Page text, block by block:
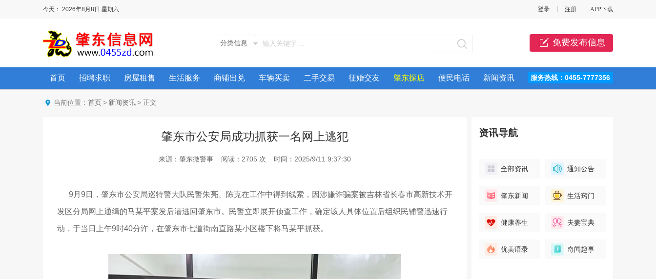
今天： 2026年8月8日 星期六 登录 注册 APP下载
分类信息 免费发布信息
首页 招聘求职 房屋租售 生活服务 商铺出兑 车辆买卖 二手交易 征婚交友 肇东探店 便民电话 新闻资讯 服务热线：0455-7777356
当前位置： 首页 > 新闻资讯 > 正文
肇东市公安局成功抓获一名网上逃犯
来源：肇东微警事 阅读：2705 次 时间：2025/9/11 9:37:30
9月9日，肇东市公安局巡特警大队民警朱亮、陈克在工作中得到线索，因涉嫌诈骗案被吉林省长春市高新技术开
发区分局网上通缉的马某平案发后潜逃回肇东市。民警立即展开侦查工作，确定该人具体位置后组织民辅警迅速行
动，于当日上午9时40分许，在肇东市七道街南直路某小区楼下将马某平抓获。
资讯导航
全部资讯 通知公告
肇东新闻 生活窍门
健康养生 夫妻宝典
优美语录 奇闻趣事